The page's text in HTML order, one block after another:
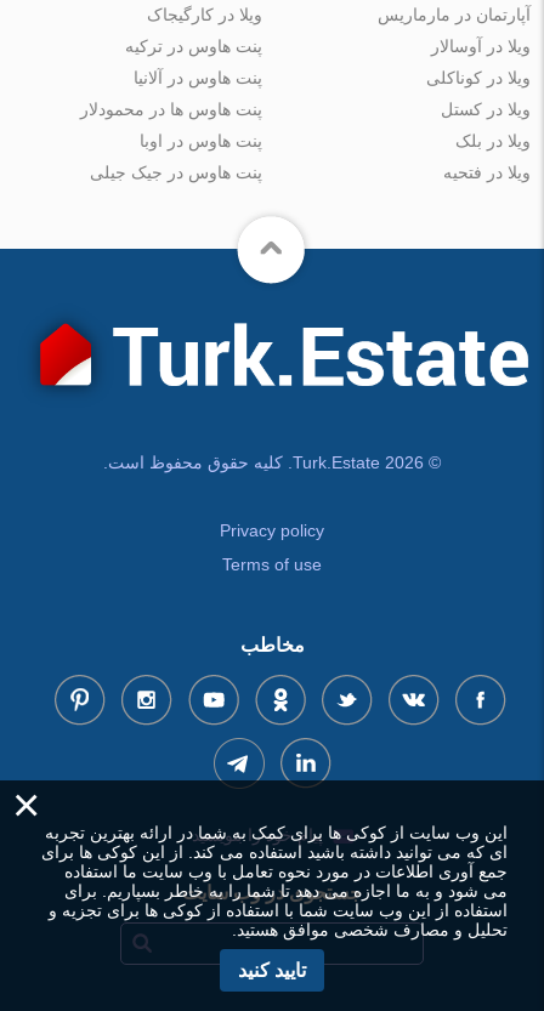
آپارتمان در مارماریس
ویلا در کارگیجاک
ویلا در آوسالار
ویلا در کوناکلی
ویلا در کستل
ویلا در بلک
ویلا در فتحیه
پنت هاوس در ترکیه
پنت هاوس در آلانیا
پنت هاوس ها در محمودلار
پنت هاوس در اوبا
پنت هاوس در جیک جیلی
© Turk.Estate 2026. کلیه حقوق محفوظ است.
Privacy policy
Terms of use
مخاطب
پیام خود را بنویسید
جستجوی در وب سایت
×
این وب سایت از کوکی ها برای کمک به شما در ارائه بهترین تجربه
ای که می توانید داشته باشید استفاده می کند. از این کوکی ها برای
جمع آوری اطلاعات در مورد نحوه تعامل با وب سایت ما استفاده
می شود و به ما اجازه می دهد تا شما را به خاطر بسپاریم. برای
استفاده از این وب سایت شما با استفاده از کوکی ها برای تجزیه و
تحلیل و مصارف شخصی موافق هستید.
تایید کنید